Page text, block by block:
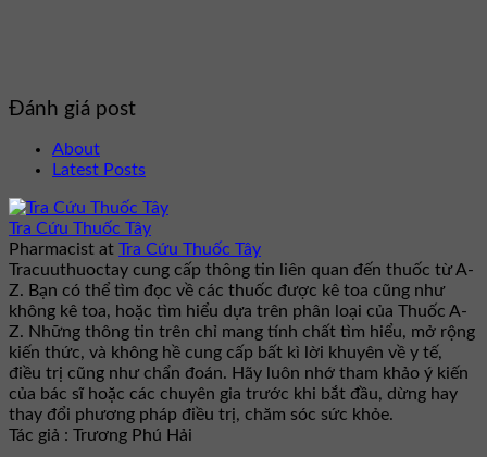
Đánh giá post
About
Latest Posts
Tra Cứu Thuốc Tây
Pharmacist at Tra Cứu Thuốc Tây
Tracuuthuoctay cung cấp thông tin liên quan đến thuốc từ A-
Z. Bạn có thể tìm đọc về các thuốc được kê toa cũng như
không kê toa, hoặc tìm hiểu dựa trên phân loại của Thuốc A-
Z. Những thông tin trên chỉ mang tính chất tìm hiểu, mở rộng
kiến thức, và không hề cung cấp bất kì lời khuyên về y tế,
điều trị cũng như chẩn đoán. Hãy luôn nhớ tham khảo ý kiến
của bác sĩ hoặc các chuyên gia trước khi bắt đầu, dừng hay
thay đổi phương pháp điều trị, chăm sóc sức khỏe.
Tác giả : Trương Phú Hải